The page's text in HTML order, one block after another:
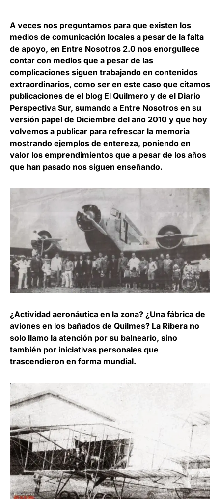
A veces nos preguntamos para que existen los
medios de comunicación locales a pesar de la falta
de apoyo, en Entre Nosotros 2.0 nos enorgullece
contar con medios que a pesar de las
complicaciones siguen trabajando en contenidos
extraordinarios, como ser en este caso que citamos
publicaciones de el blog El Quilmero y de el Diario
Perspectiva Sur, sumando a Entre Nosotros en su
versión papel de Diciembre del año 2010 y que hoy
volvemos a publicar para refrescar la memoria
mostrando ejemplos de entereza, poniendo en
valor los emprendimientos que a pesar de los años
que han pasado nos siguen enseñando.
¿Actividad aeronáutica en la zona? ¿Una fábrica de
aviones en los bañados de Quilmes? La Ribera no
solo llamo la atención por su balneario, sino
también por iniciativas personales que
trascendieron en forma mundial.